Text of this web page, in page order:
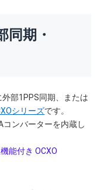
同期・
部1PPS同期、または
シリーズです。
ンバーターを内蔵し
能付き OCXO